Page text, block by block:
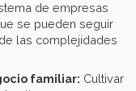
de empresas
se pueden seguir
las complejidades
familiar: Cultivar